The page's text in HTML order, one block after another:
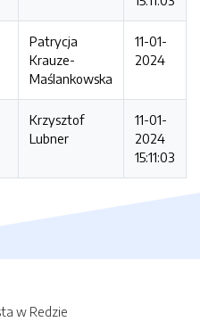
Patrycja
Krauze-
Maślankowska
11-01-
2024
Krzysztof
Lubner
11-01-
2024
15:11:03
w Redzie